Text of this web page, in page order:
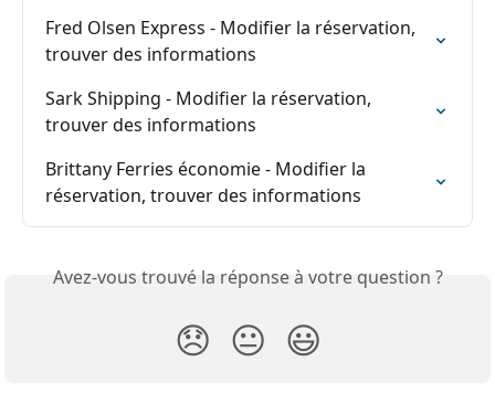
Fred Olsen Express - Modifier la réservation,
trouver des informations
Sark Shipping - Modifier la réservation,
trouver des informations
Brittany Ferries économie - Modifier la
réservation, trouver des informations
Avez-vous trouvé la réponse à votre question ?
😞 😐 😃